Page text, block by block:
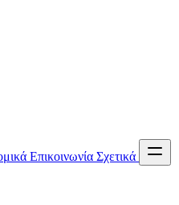
Επικοινωνία Σχετικά